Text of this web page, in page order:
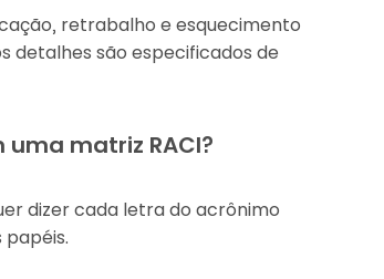
retrabalho e esquecimento
detalhes são especificados de
matriz RACI?
dizer cada letra do acrônimo
papéis.